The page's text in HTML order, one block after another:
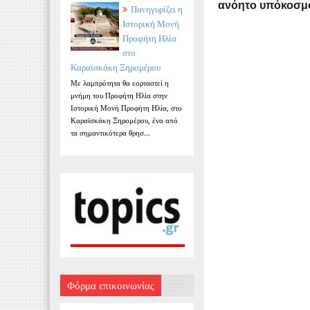
Πανηγυρίζει η
Ιστορική Μονή
Προφήτη Ηλία
στο
Καραϊσκάκη Ξηρομέρου
Με λαμπρότητα θα εορταστεί η
μνήμη του Προφήτη Ηλία στην
Ιστορική Μονή Προφήτη Ηλία, στο
Καραϊσκάκη Ξηρομέρου, ένα από
τα σημαντικότερα θρησ...
Φόρμα επικοινωνίας
ανόητο